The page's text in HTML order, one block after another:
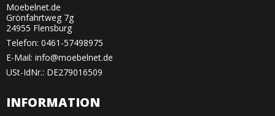
Moebelnet.de
Grönfahrtweg 7g
24955 Flensburg
Telefon: 0461-57498975
E-Mail: info@moebelnet.de
USt-IdNr.: DE279016509
INFORMATION